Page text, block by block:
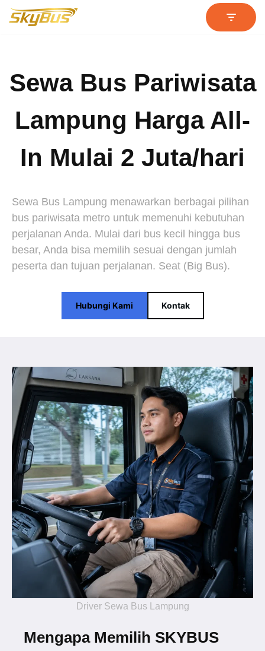
Sewa Bus Pariwisata
Lampung Harga All-
In Mulai 2 Juta/hari
Sewa Bus Lampung menawarkan berbagai pilihan
bus pariwisata metro untuk memenuhi kebutuhan
perjalanan Anda. Mulai dari bus kecil hingga bus
besar, Anda bisa memilih sesuai dengan jumlah
peserta dan tujuan perjalanan. Seat (Big Bus).
Hubungi Kami Kontak
Driver Sewa Bus Lampung
Mengapa Memilih SKYBUS